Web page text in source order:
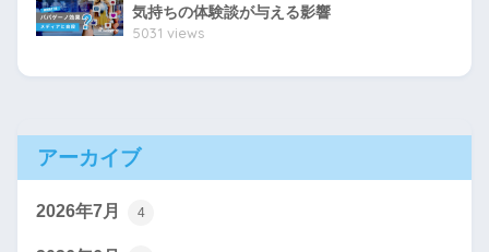
気持ちの体験談が与える影響
5031 views
アーカイブ
2026年7月 4